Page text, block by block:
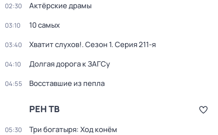
02:30 Актёрские драмы
03:10 10 самых
03:40 Хватит слухов!. Сезон 1. Серия 211-я
04:10 Долгая дорога к ЗАГСу
04:55 Восставшие из пепла
РЕН ТВ
05:30 Три богатыря: Ход конём